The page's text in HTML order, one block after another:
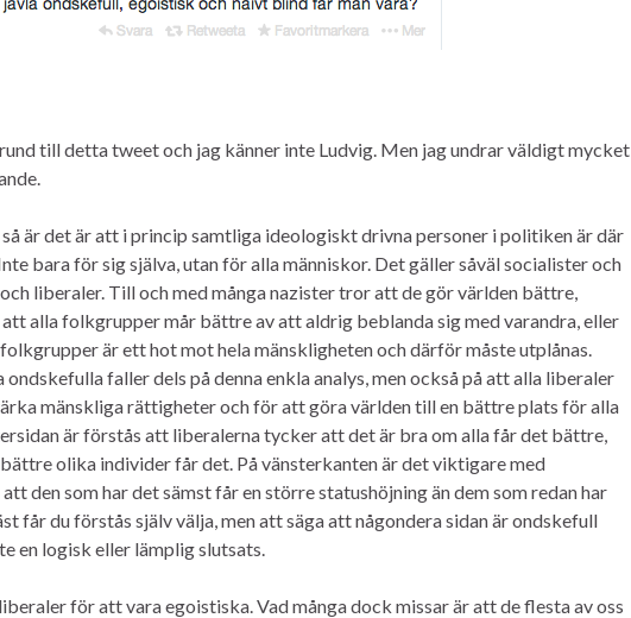
till detta tweet och jag känner inte Ludvig. Men jag undrar väldigt mycket
är det är att i princip samtliga ideologiskt drivna personer i politiken är där
bara för sig själva, utan för alla människor. Det gäller såväl socialister och
liberaler. Till och med många nazister tror att de gör världen bättre,
alla folkgrupper mår bättre av att aldrig beblanda sig med varandra, eller
är ett hot mot hela mänskligheten och därför måste utplånas.
faller dels på denna enkla analys, men också på att alla liberaler
mänskliga rättigheter och för att göra världen till en bättre plats för alla
är förstås att liberalerna tycker att det är bra om alla får det bättre,
olika individer får det. På vänsterkanten är det viktigare med
den som har det sämst får en större statushöjning än dem som redan har
får du förstås själv välja, men att säga att någondera sidan är ondskefull
en logisk eller lämplig slutsats.
för att vara egoistiska. Vad många dock missar är att de flesta av oss